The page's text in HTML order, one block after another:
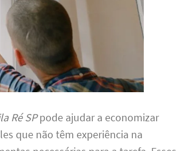
Ré SPpode ajudar a economizar
que não têm experiência na